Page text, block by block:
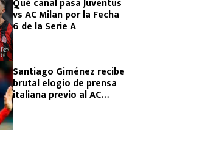
Qué canal pasa Juventus
vs AC Milan por la Fecha
6 de la Serie A
Santiago Giménez recibe
brutal elogio de prensa
italiana previo al AC